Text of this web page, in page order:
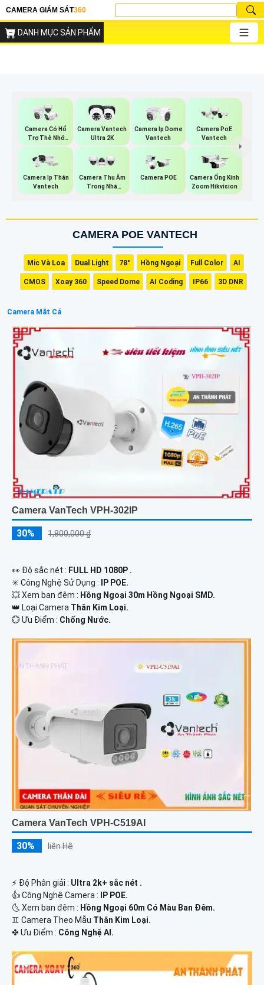
CAMERA GIÁM SÁT360
DANH MỤC SẢN PHẨM
Camera Có Hổ
Trợ Thẻ Nhớ
Vantech
Camera Vantech
Ultra 2K
Camera Ip Dome
Vantech
Camera PoE
Vantech
Camera Ip Thân
Vantech
Camera Thu Âm
Trong Nhà
Vantech
Camera POE
Camera Ống Kính
Zoom Hikvision
CAMERA POE VANTECH
Mic Và Loa Dual Light 78° Hồng Ngoại Full Color AI
CMOS Xoay 360 Speed Dome AI Coding IP66 3D DNR
Camera Mắt Cá
Camera VanTech VPH-302IP
30% 1,800,000 ₫
️👀 Độ sắc nét : FULL HD 1080P .
✳️ Công Nghệ Sử Dụng :
IP POE.
💥 Xem ban đêm : Hồng Ngoại 30m Hồng Ngoại SMD.
👑 Loại Camera Thân Kim Loại.
️💮 Ưu Điểm : Chống Nước.
Camera VanTech VPH-C519AI
30% liên Hệ
️⚡ Độ Phân giải : Ultra 2k+ sắc nét .
👍 Công Nghệ Camera :
IP POE.
🌜 Xem ban đêm : Hồng Ngoại 60m Có Màu Ban Đêm.
♊ Camera Theo Mẫu Thân Kim Loại.
️✤ Ưu Điểm : Công Nghệ AI.